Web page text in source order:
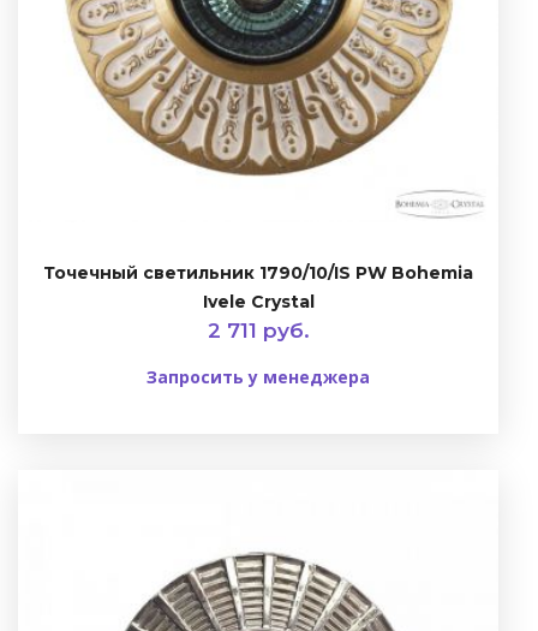
Точечный светильник 1790/10/IS PW Bohemia
Ivele Crystal
2 711 руб.
Запросить у менеджера